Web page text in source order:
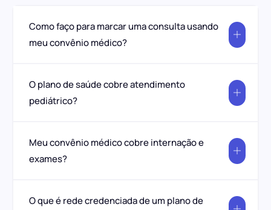
Como faço para marcar uma consulta usando
meu convênio médico?
O plano de saúde cobre atendimento
pediátrico?
Meu convênio médico cobre internação e
exames?
O que é rede credenciada de um plano de